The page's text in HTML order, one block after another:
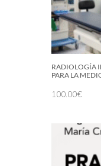
RADIOLOGÍA
PARA LA
100.00€